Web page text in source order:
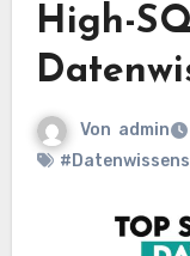
High-
Von admin